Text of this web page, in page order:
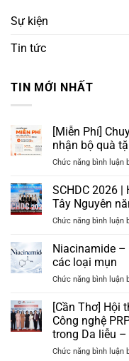
Sự kiện
Tin tức
TIN MỚI NHẤT
[Miễn Phí]
nhận bộ quà
Chức năng bình luận
SCHDC 2026 |
Tây Nguyên
Chức năng bình luận
Niacinamide –
các loại mụn
Chức năng bình luận
[Cần Thơ] Hội
Công nghệ
trong Da liễu –
Chức năng bình luận